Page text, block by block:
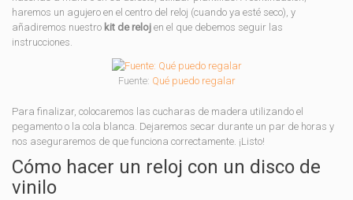
haremos un agujero en el centro del reloj (cuando ya esté seco), y
añadiremos nuestro kit de reloj en el que debemos seguir las
instrucciones.
Fuente: Qué puedo regalar
Para finalizar, colocaremos las cucharas de madera utilizando el
pegamento o la cola blanca. Dejaremos secar durante un par de horas y
nos aseguraremos de que funciona correctamente. ¡Listo!
Cómo hacer un reloj con un disco de
vinilo